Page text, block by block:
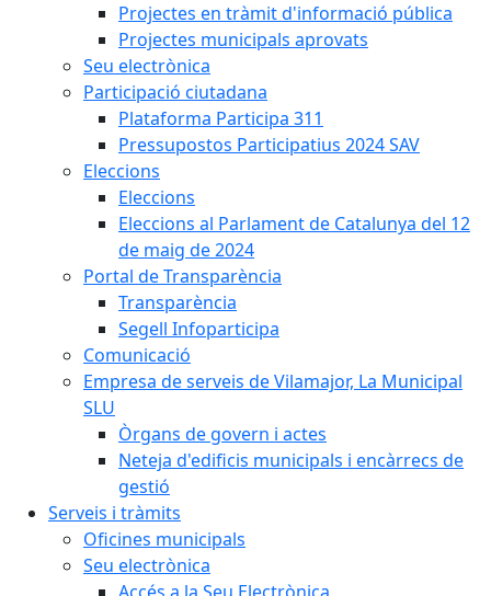
Projectes en tràmit d'informació pública
Projectes municipals aprovats
Seu electrònica
Participació ciutadana
Plataforma Participa 311
Pressupostos Participatius 2024 SAV
Eleccions
Eleccions
Eleccions al Parlament de Catalunya del 12
de maig de 2024
Portal de Transparència
Transparència
Segell Infoparticipa
Comunicació
Empresa de serveis de Vilamajor, La Municipal
SLU
Òrgans de govern i actes
Neteja d'edificis municipals i encàrrecs de
gestió
Serveis i tràmits
Oficines municipals
Seu electrònica